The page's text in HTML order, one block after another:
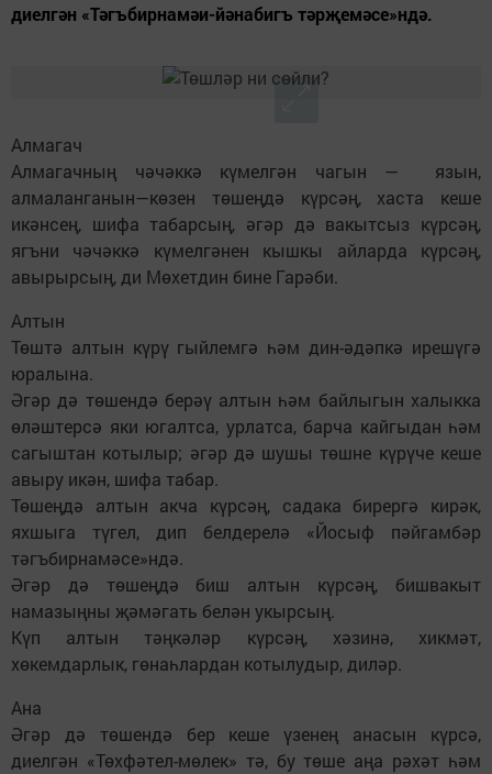
диелгән «Тәгъбирнамәи-йәнабигъ тәрҗемәсе»ндә.
Алмагач
Алмагачның чәчәккә күмелгән чагын — язын,
алмаланганын—көзен төшеңдә күрсәң, хаста кеше
икәнсең, шифа табарсың, әгәр дә вакытсыз күрсәң,
ягъни чәчәккә күмелгәнен кышкы айларда күрсәң,
авырырсың, ди Мөхетдин бине Гарәби.
Алтын
Төштә алтын күрү гыйлемгә һәм дин-әдәпкә ирешүгә
юралына.
Әгәр дә төшендә берәү алтын һәм байлыгын халыкка
өләштерсә яки югалтса, урлатса, барча кайгыдан һәм
сагыштан котылыр; әгәр дә шушы төшне күрүче кеше
авыру икән, шифа табар.
Төшеңдә алтын акча күрсәң, садака бирергә кирәк,
яхшыга түгел, дип белдерелә «Йосыф пәйгамбәр
тәгъбирнамәсе»ндә.
Әгәр дә төшеңдә биш алтын күрсәң, бишвакыт
намазыңны җәмәгать белән укырсың.
Күп алтын тәңкәләр күрсәң, хәзинә, хикмәт,
хөкемдарлык, гөнаһлардан котылудыр, диләр.
Ана
Әгәр дә төшендә бер кеше үзенең анасын күрсә,
диелгән «Төхфәтел-мөлек» тә, бу төше аңа рәхәт һәм